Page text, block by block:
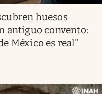
huesos
antiguo convento:
México es real"